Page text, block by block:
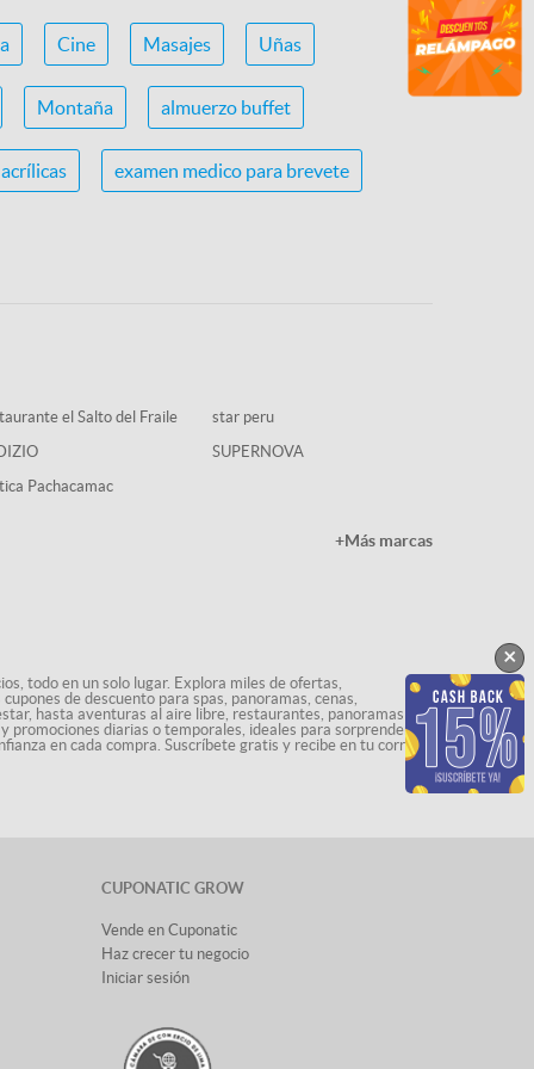
Cine Masajes Uñas
Montaña almuerzo buffet
examen medico para brevete
el Salto del Fraile
Pachacamac
star peru
SUPERNOVA
+Más marcas
todo en un solo lugar. Explora miles de ofertas,
de descuento para spas, panoramas, cenas,
hasta aventuras al aire libre, restaurantes, panoramas
promociones diarias o temporales, ideales para sorprenderte
en cada compra. Suscríbete gratis y recibe en tu correo
CUPONATIC GROW
Vende en Cuponatic
Haz crecer tu negocio
Iniciar sesión
×